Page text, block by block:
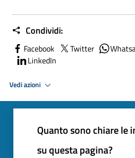
Condividi:
Facebook Twitter
LinkedIn
Vedi azioni
Quanto sono chiare le
su questa pagina?